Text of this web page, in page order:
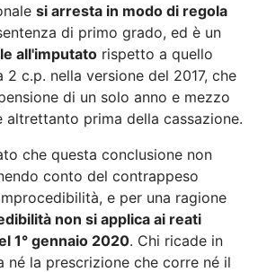
si arresta in modo di regola
di primo grado, ed è un
all'imputato rispetto a quello
c.p. nella versione del 2017, che
di un solo anno e mezzo
altrettanto prima della cassazione.
che questa conclusione non
conto del contrappeso
e per una ragione
non si applica ai reati
1° gennaio 2020. Chi ricade in
né la prescrizione che corre né il